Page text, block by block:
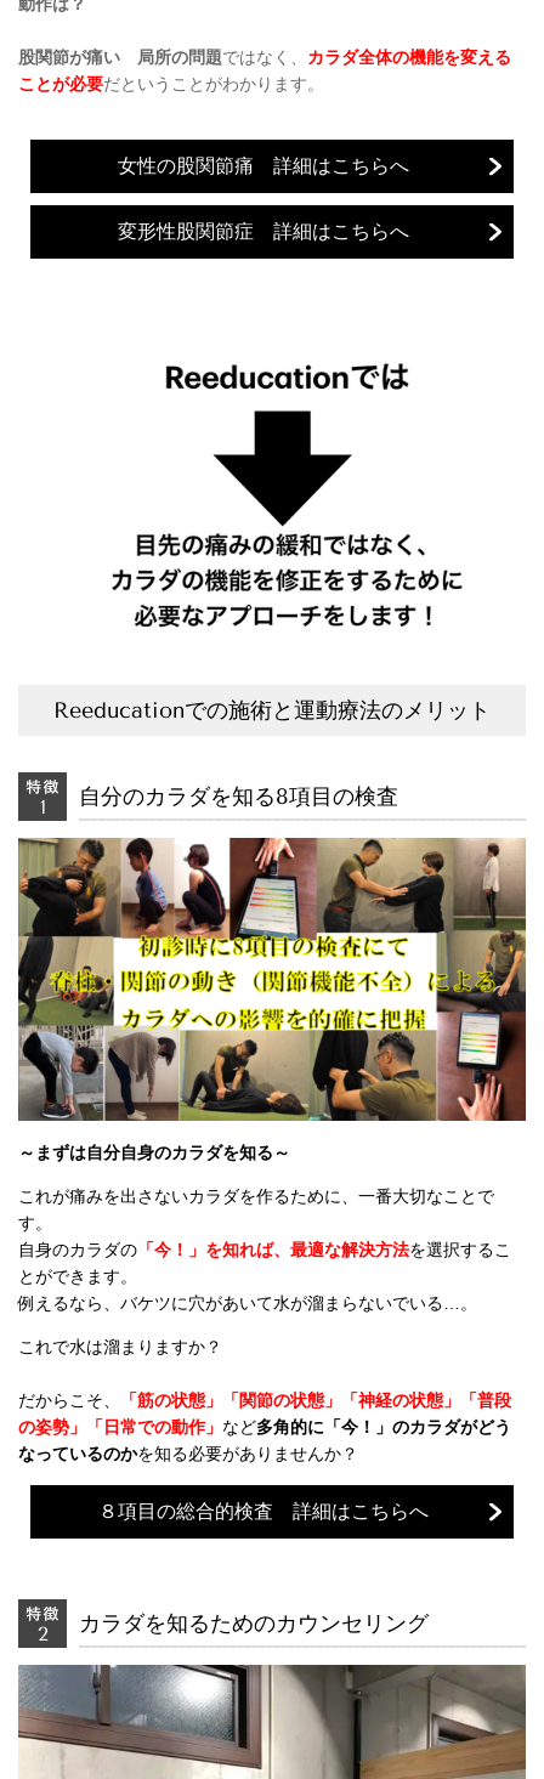
股関節が痛い 局所の問題ではなく、 カラダ全体の機能を変える
ことが必要だということがわかります。
女性の股関節痛 詳細はこちらへ
変形性股関節症 詳細はこちらへ
Reeducationでの施術と運動療法のメリット
自分のカラダを知る8項目の検査
～まずは自分自身のカラダを知る～
これが痛みを出さないカラダを作るために、一番大切なことで
す。
自身のカラダの 「今！」を知れば、最適な解決方法を選択するこ
とができます。
例えるなら、バケツに穴があいて水が溜まらないでいる…。
これで水は溜まりますか？
だからこそ、
「筋の状態」「関節の状態」「神経の状態」「普段
の姿勢」「日常での動作」 など多角的に「今！」のカラダがどう
なっているのかを知る必要がありませんか？
８項目の総合的検査 詳細はこちらへ
カラダを知るためのカウンセリング